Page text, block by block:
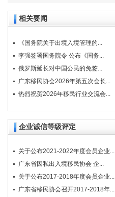
相关要闻
《国务院关于出境入境管理的...
李强签署国务院令 公布《国务...
俄罗斯延长对中国公民的免签...
广东移民协会2026年第五次会长...
热烈祝贺2026年移民行业交流会...
企业诚信等级评定
关于公布2021-2022年度会员企业...
广东省因私出入境移民协会 企...
关于公布2017-2018年度会员企业...
广东省移民协会召开2017-2018年...